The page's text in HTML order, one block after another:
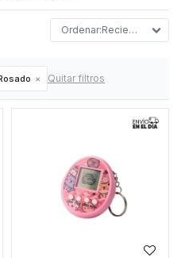
Recientes
Quitar filtros